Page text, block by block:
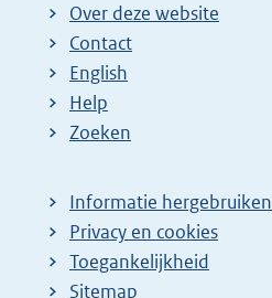
g
e
a
n
a
z
n
Over deze website
Contact
English
Help
Zoeken
Informatie hergebruiken
Privacy en cookies
Toegankelijkheid
Sitemap